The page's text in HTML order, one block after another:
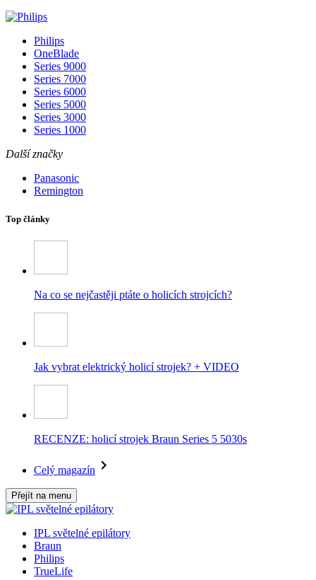
Philips
OneBlade
Series 9000
Series 7000
Series 6000
Series 5000
Series 3000
Series 1000
Další značky
Panasonic
Remington
Top články
Na co se nejčastěji ptáte o holicích strojcích?
Jak vybrat elektrický holicí strojek? + VIDEO
RECENZE: holicí strojek Braun Series 5 5030s
Celý magazín
Přejít na menu
IPL světelné epilátory
Braun
Philips
TrueLife